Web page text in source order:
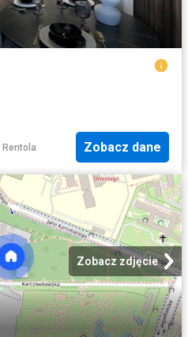
Rentola Zobacz dane
Zobacz zdjęcie